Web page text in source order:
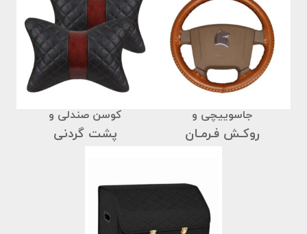
جاسوییچی و
روکـش فـرمـان
کوسن صندلی و
پشت گردنی